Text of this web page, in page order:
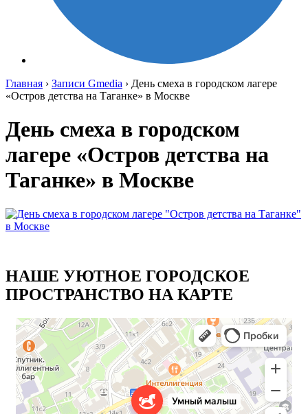
Главная › Записи Gmedia › День смеха в городском лагере
«Остров детства на Таганке» в Москве
День смеха в городском
лагере «Остров детства на
Таганке» в Москве
НАШЕ УЮТНОЕ ГОРОДСКОЕ
ПРОСТРАНСТВО НА КАРТЕ